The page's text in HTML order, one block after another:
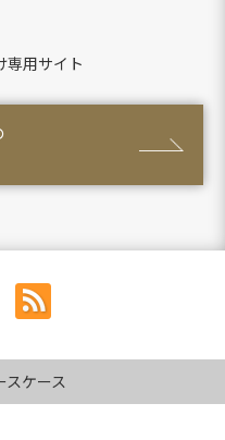
用サイト
スケース